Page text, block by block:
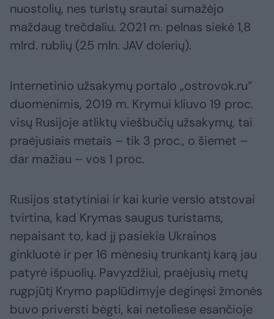
nuostolių, nes turistų srautai sumažėjo
maždaug trečdaliu. 2021 m. pelnas siekė 1,8
mlrd. rublių (25 mln. JAV dolerių).
Internetinio užsakymų portalo „ostrovok.ru“
duomenimis, 2019 m. Krymui kliuvo 19 proc.
visų Rusijoje atliktų viešbučių užsakymų, tai
praėjusiais metais – tik 3 proc., o šiemet –
dar mažiau – vos 1 proc.
Rusijos statytiniai ir kai kurie verslo atstovai
tvirtina, kad Krymas saugus turistams,
nepaisant to, kad jį pasiekia Ukrainos
ginkluotė ir per 16 mėnesių trunkantį karą jau
patyrė išpuolių. Pavyzdžiui, praėjusių metų
rugpjūtį Krymo paplūdimyje deginęsi žmonės
buvo priversti bėgti, kai netoliese esančioje